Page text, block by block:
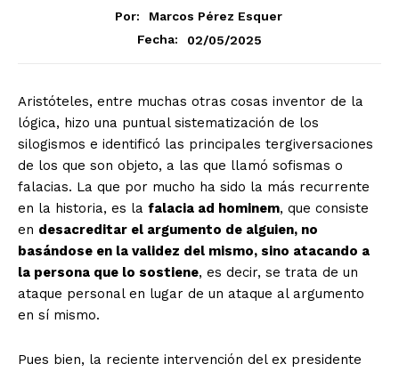
Por:
Marcos Pérez Esquer
Fecha:
02/05/2025
Aristóteles, entre muchas otras cosas inventor de la
lógica, hizo una puntual sistematización de los
silogismos e identificó las principales tergiversaciones
de los que son objeto, a las que llamó sofismas o
falacias. La que por mucho ha sido la más recurrente
en la historia, es la falacia ad hominem, que consiste
en desacreditar el argumento de alguien, no
basándose en la validez del mismo, sino atacando a
la persona que lo sostiene, es decir, se trata de un
ataque personal en lugar de un ataque al argumento
en sí mismo.
Pues bien, la reciente intervención del ex presidente